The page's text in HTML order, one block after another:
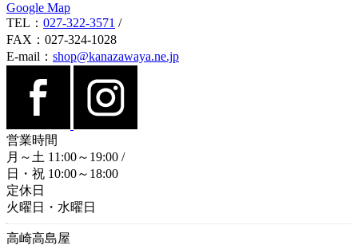
Google Map
TEL： 027-322-3571 /
FAX：027-324-1028
E-mail： shop@kanazawaya.ne.jp
営業時間
月～土 11:00～19:00 /
日・祝 10:00～18:00
定休日
火曜日・水曜日
高崎高島屋